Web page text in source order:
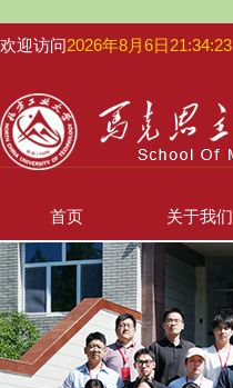
欢迎访问2026年8月6日21:34:23
首页 关于我们